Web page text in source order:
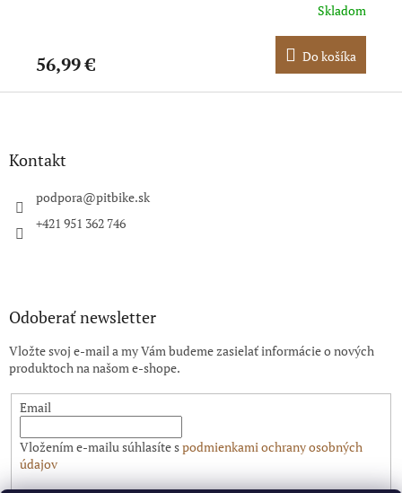
Skladom
56,99 € Do košíka
Z
Kontakt
podpora@pitbike.sk
+421 951 362 746
Odoberať newsletter
Vložte svoj e-mail a my Vám budeme zasielať informácie o nových
produktoch na našom e-shope.
Email
Vložením e-mailu súhlasíte spodmienkami ochrany osobných
údajov